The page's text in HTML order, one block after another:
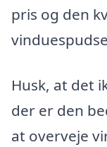
pris og den
Husk, at det
der er den
at overveje